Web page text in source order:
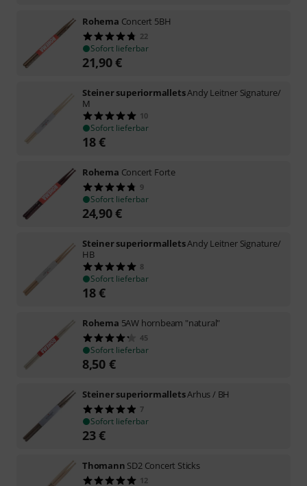
Rohema Concert 5BH
22
Sofort lieferbar
21,90€
Steiner superiormalletsAndy Leitner Signature/
M
10
Sofort lieferbar
18€
Rohema Concert Forte
9
Sofort lieferbar
24,90€
Steiner superiormalletsAndy Leitner Signature/
HB
8
Sofort lieferbar
18€
Rohema 5AW hornbeam "natural"
45
Sofort lieferbar
8,50 €
Steiner superiormalletsArhus / BH
7
Sofort lieferbar
23€
Thomann SD2 Concert Sticks
12